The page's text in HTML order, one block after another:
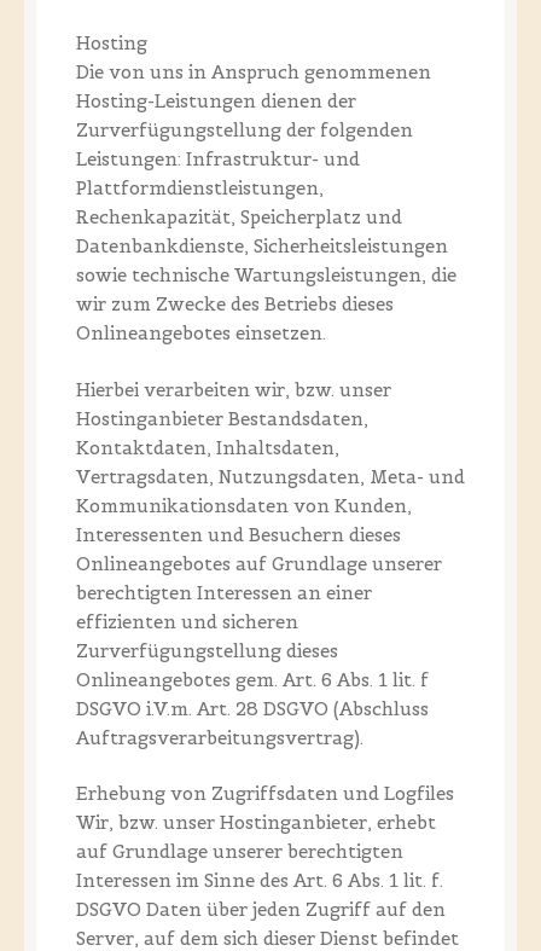
Hosting
Die von uns in Anspruch genommenen
Hosting-Leistungen dienen der
Zurverfügungstellung der folgenden
Leistungen: Infrastruktur- und
Plattformdienstleistungen,
Rechenkapazität, Speicherplatz und
Datenbankdienste, Sicherheitsleistungen
sowie technische Wartungsleistungen, die
wir zum Zwecke des Betriebs dieses
Onlineangebotes einsetzen.
Hierbei verarbeiten wir, bzw. unser
Hostinganbieter Bestandsdaten,
Kontaktdaten, Inhaltsdaten,
Vertragsdaten, Nutzungsdaten, Meta- und
Kommunikationsdaten von Kunden,
Interessenten und Besuchern dieses
Onlineangebotes auf Grundlage unserer
berechtigten Interessen an einer
effizienten und sicheren
Zurverfügungstellung dieses
Onlineangebotes gem. Art. 6 Abs. 1 lit. f
DSGVO i.V.m. Art. 28 DSGVO (Abschluss
Auftragsverarbeitungsvertrag).
Erhebung von Zugriffsdaten und Logfiles
Wir, bzw. unser Hostinganbieter, erhebt
auf Grundlage unserer berechtigten
Interessen im Sinne des Art. 6 Abs. 1 lit. f.
DSGVO Daten über jeden Zugriff auf den
Server, auf dem sich dieser Dienst befindet